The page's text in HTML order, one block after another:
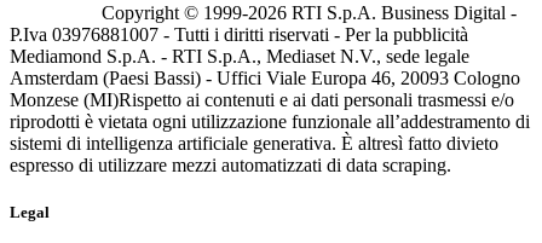
Copyright © 1999-2026 RTI S.p.A. Business Digital -
P.Iva 03976881007 - Tutti i diritti riservati - Per la pubblicità
Mediamond S.p.A. - RTI S.p.A., Mediaset N.V., sede legale
Amsterdam (Paesi Bassi) - Uffici Viale Europa 46, 20093 Cologno
Monzese (MI)Rispetto ai contenuti e ai dati personali trasmessi e/o
riprodotti è vietata ogni utilizzazione funzionale all’addestramento di
sistemi di intelligenza artificiale generativa. È altresì fatto divieto
espresso di utilizzare mezzi automatizzati di data scraping.
Legal